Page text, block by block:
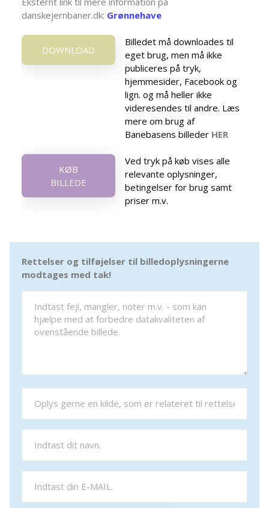
danskejernbaner.dk: Grønnehave
DOWNLOAD
Billedet må downloades til
eget brug, men må ikke
publiceres på tryk,
hjemmesider, Facebook og
lign. og må heller ikke
videresendes til andre. Læs
mere om brug af
Banebasens billeder HER
KØB
BILLEDE
Ved tryk på køb vises alle
relevante oplysninger,
betingelser for brug samt
priser m.v.
Rettelser og tilføjelser til billedoplysningerne
modtages med tak!